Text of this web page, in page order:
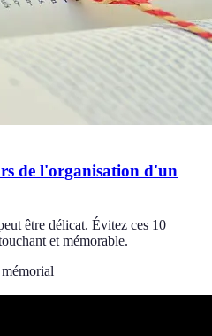
de l'organisation d'un
être délicat. Évitez ces 10
et mémorable.